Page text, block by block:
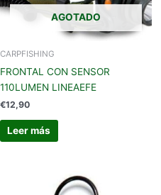
AGOTADO
CARPFISHING
FRONTAL CON SENSOR
110LUMEN LINEAEFE
€12,90
Leer más